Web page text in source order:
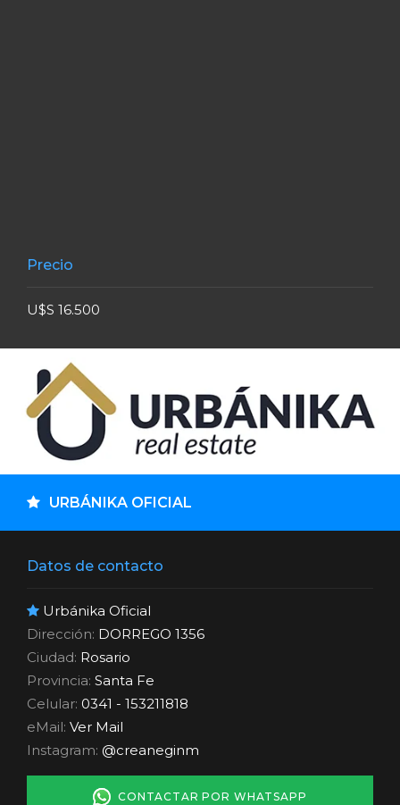
Precio
U$S 16.500
URBÁNIKA OFICIAL
Datos de contacto
Urbánika Oficial
Dirección: DORREGO 1356
Ciudad: Rosario
Provincia: Santa Fe
Celular: 0341 - 153211818
eMail: Ver Mail
Instagram: @creaneginm
CONTACTAR POR WHATSAPP